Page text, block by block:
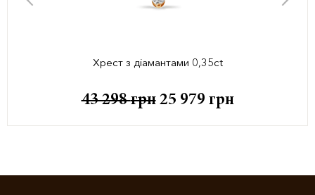
Хрест з діамантами 0,35ct
43 298грн 25 979 грн